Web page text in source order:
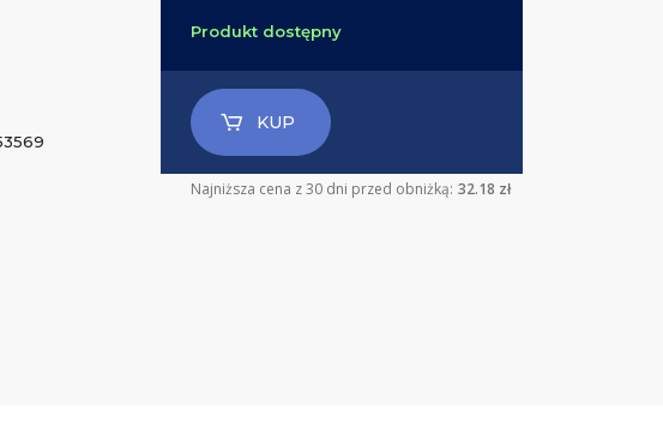
Produkt dostępny
KUP
Najniższa cena z 30 dni przed obniżką: 32.18 zł